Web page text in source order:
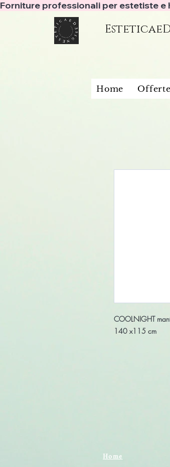
Forniture professionali per estetiste e
Home
COOLNIGHT
140 x115 cm
Home